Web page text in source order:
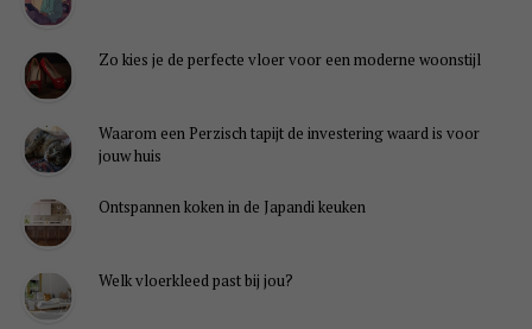
Zo kies je de perfecte vloer voor een moderne woonstijl
Waarom een Perzisch tapijt de investering waard is voor
jouw huis
Ontspannen koken in de Japandi keuken
Welk vloerkleed past bij jou?